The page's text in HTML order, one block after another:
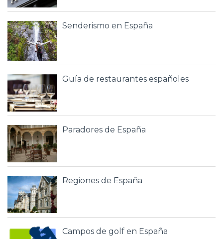
Senderismo en España
Guía de restaurantes españoles
Paradores de España
Regiones de España
Campos de golf en España